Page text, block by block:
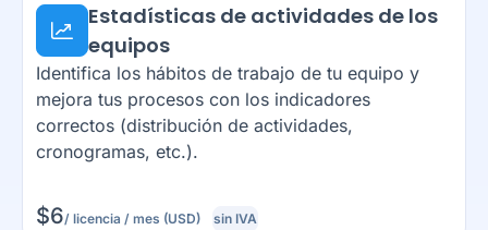
Estadísticas de actividades de los
equipos
$6/ licencia / mes (USD) sin IVA
Identifica los hábitos de trabajo de tu equipo y
mejora tus procesos con los indicadores
correctos (distribución de actividades,
cronogramas, etc.).